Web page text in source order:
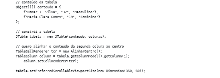
    // conteúdo da tabela
    Object[][] conteudo = {
        {"Osmar J. Silva", "32", "Masculino"},
        {"Maria Clara Gomes", "19", "Feminino"}
    };
    // constrói a tabela
    JTable tabela = new JTable(conteudo, colunas);
    // quero alinhar o conteúdo da segunda coluna ao centro
    TableCellRenderer tcr = new AlinharCentro();
    TableColumn column = tabela.getColumnModel().getColumn(1);
    tabela.setPreferredScrollableViewportSize(new Dimension(350, 50));